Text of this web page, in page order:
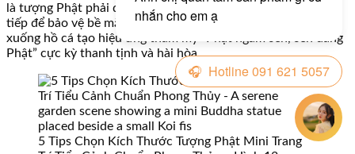
là tượng Phật phải được đặt ở vị trí không bị nước bắn trực
tiếp để bảo vệ bề mặt đá, đồng thời hướng mặt tượng nhìn
xuống hồ cá tạo hiệu ứng thẩm mỹ “Phật ngắm sen, sen dâng
Phật” cực kỳ thanh tịnh và hài hòa.
5 Tips Chọn Kích Thước Tượng Phật Mini Trang